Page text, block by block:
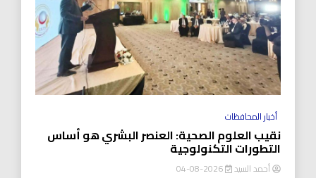
أخبار المحافظات
نقيب العلوم الصحية: العنصر البشري هو أساس
التطورات التكنولوجية
أحمد السيد 2026-08-04